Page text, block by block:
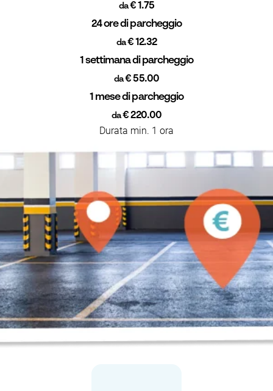
da€ 1.75
24 ore di parcheggio
da€ 12.32
1 settimana di parcheggio
da€ 55.00
1 mese di parcheggio
da€ 220.00
Durata min. 1 ora